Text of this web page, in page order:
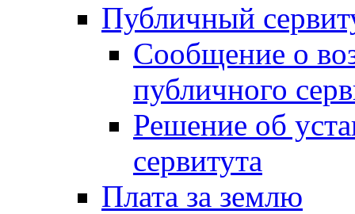
Публичный
Сообщение о
публичного
Решение об
сервитута
Плата за землю